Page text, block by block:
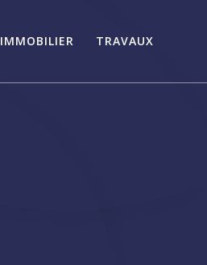
IMMOBILIER TRAVAUX